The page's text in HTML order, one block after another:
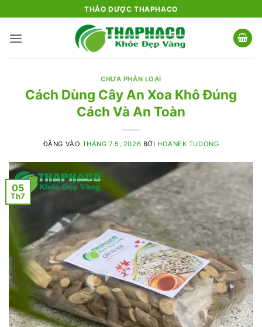
qua
nội
THẢO DƯỢC THAPHACO
CHƯA PHÂN LOẠI
Cách Dùng Cây An Xoa Khô Đúng
Cách Và An Toàn
ĐĂNG VÀO THÁNG 7 5, 2026 BỞI HOANEK TUDONG
05
Th7